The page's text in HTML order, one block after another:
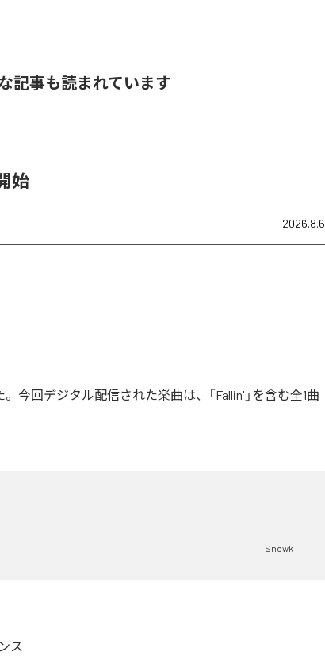
記事も読まれています
始
2026.8.6
。今回デジタル配信された楽曲は、「Fallin'」を含む全1曲
Snowk
ス